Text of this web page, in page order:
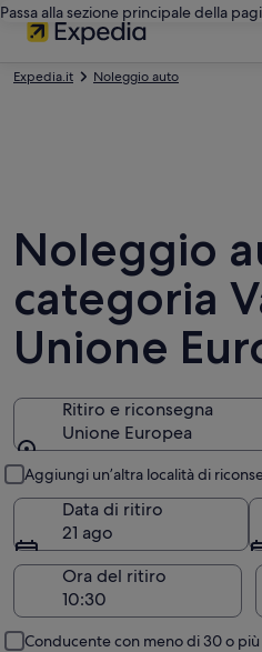
Passa alla sezione principale della
Expedia.it Noleggio auto
Noleggio
categoria
Unione
Ritiro e riconsegna
Unione Europea
Aggiungi un’altra località di
Data di ritiro
21 ago
Ora del ritiro
Conducente con meno di 30 o